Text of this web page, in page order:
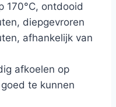
170°C, ontdooid
diepgevroren
afhankelijk van
afkoelen op
te kunnen